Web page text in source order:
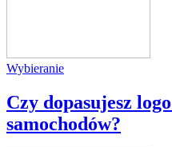
Wybieranie
Czy dopasujesz
samochodów?